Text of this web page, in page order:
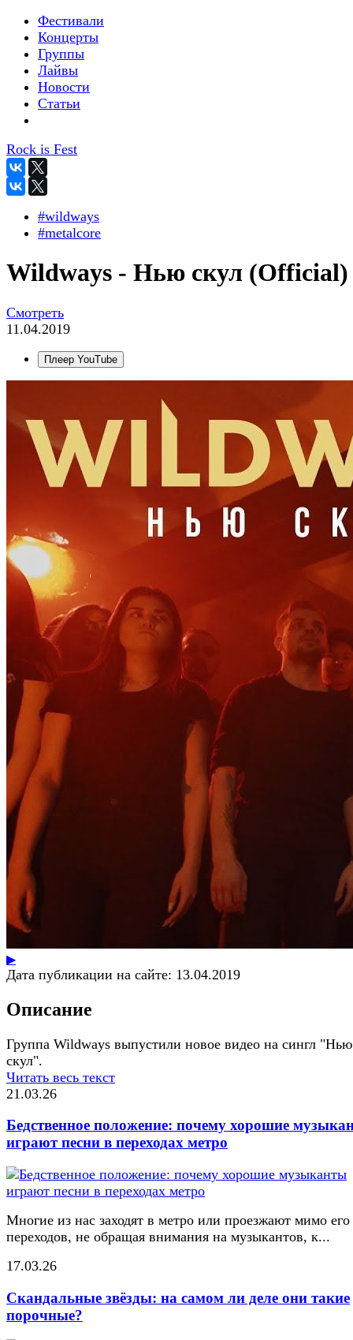
Фестивали
Концерты
Группы
Лайвы
Новости
Статьи
Rock is Fest
#wildways
#metalcore
Wildways - Нью скул (Official)
Смотреть
11.04.2019
Плеер YouTube
▶
Дата публикации на сайте: 13.04.2019
Описание
Группа Wildways выпустили новое видео на сингл "Нью
скул".
Читать весь текст
21.03.26
Бедственное положение: почему хорошие
играют песни в переходах метро
Многие из нас заходят в метро или проезжают мимо его
переходов, не обращая внимания на музыкантов, к...
17.03.26
Скандальные звёзды: на самом ли деле они такие
порочные?